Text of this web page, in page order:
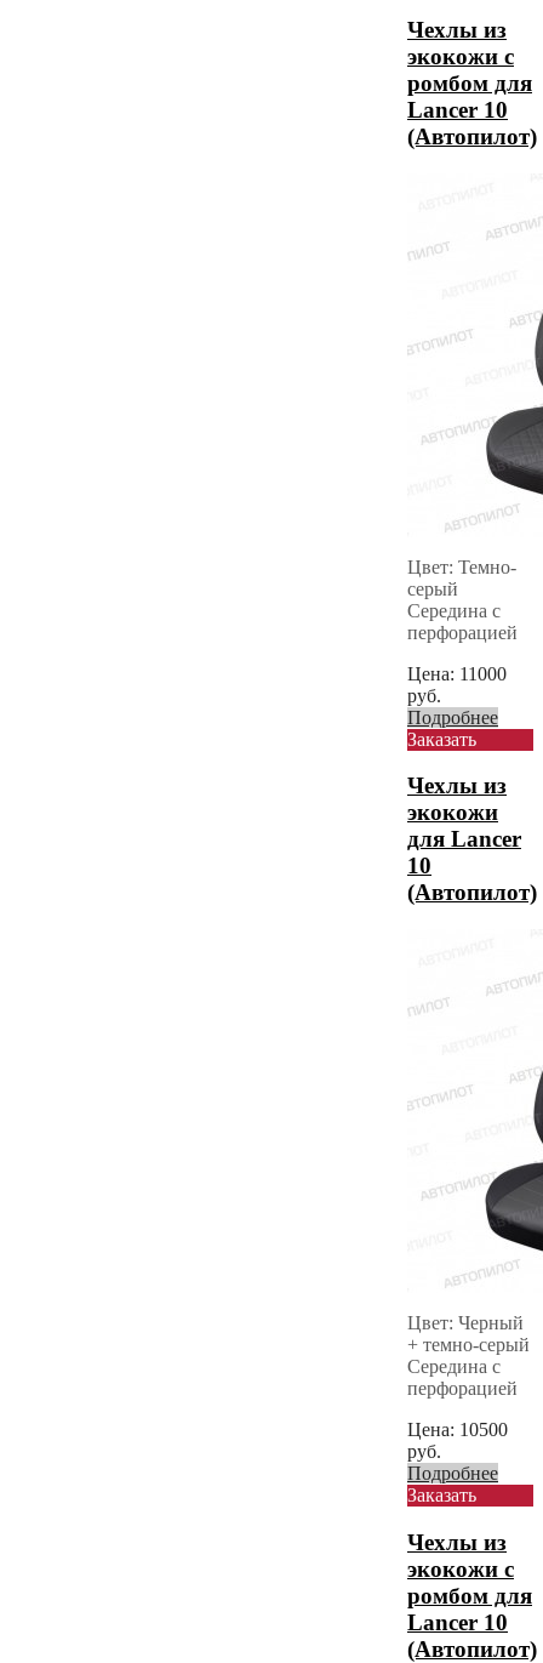
Чехлы из
экокожи с
ромбом для
Lancer 10
(Автопилот)
Цвет: Темно-
серый
Середина с
перфорацией
Цена: 11000
руб.
Подробнее
Заказать
Чехлы из
экокожи
для Lancer
10
(Автопилот)
Цвет: Черный
+ темно-серый
Середина с
перфорацией
Цена: 10500
руб.
Подробнее
Заказать
Чехлы из
экокожи с
ромбом для
Lancer 10
(Автопилот)